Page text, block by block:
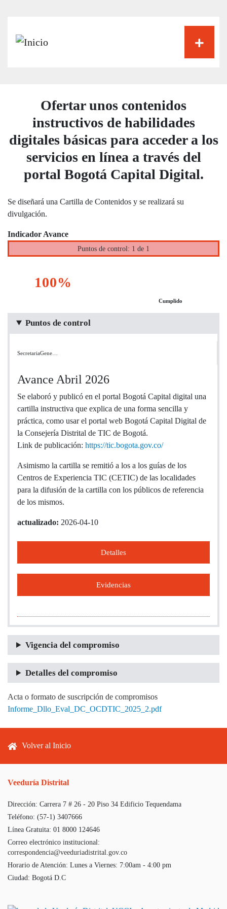
Ofertar unos contenidos
instructivos de habilidades
digitales básicas para acceder a los
servicios en línea a través del
portal Bogotá Capital Digital.
Se diseñará una Cartilla de Contenidos y se realizará su
divulgación.
Indicador Avance
Puntos de control: 1 de 1
100%
Cumplido
Puntos de control
SecretariaGene…
Avance Abril 2026
Se elaboró y publicó en el portal Bogotá Capital digital una
cartilla instructiva que explica de una forma sencilla y
práctica, como usar el portal web Bogotá Capital Digital de
la Consejería Distrital de TIC de Bogotá.
Link de publicación: https://tic.bogota.gov.co/
Asimismo la cartilla se remitió a los a los guías de los
Centros de Experiencia TIC (CETIC) de las localidades
para la difusión de la cartilla con los públicos de referencia
de los mismos.
actualizado: 2026-04-10
Detalles
Evidencias
Vigencia del compromiso
Detalles del compromiso
Acta o formato de suscripción de compromisos
Informe_Dllo_Eval_DC_OCDTIC_2025_2.pdf
Footer menu
Volver al Inicio
Veeduría Distrital
Dirección: Carrera 7 # 26 - 20 Piso 34 Edificio Tequendama
Teléfono: (57-1) 3407666
Línea Gratuita: 01 8000 124646
Correo electrónico institucional:
correspondencia@veeduriadistrital.gov.co
Horario de Atención: Lunes a Viernes: 7:00am - 4:00 pm
Ciudad: Bogotá D.C